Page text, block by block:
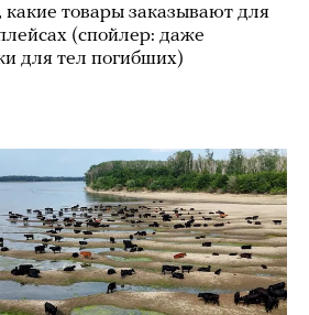
какие товары заказывают для
(спойлер: даже
для тел погибших)